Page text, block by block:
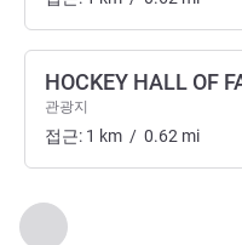
이전 - 예술, 문화, 엔터
2/ 페이지 , 예술, 문화,
HOCKEY HALL OF
관광지
접근: 1 km / 0.62 mi